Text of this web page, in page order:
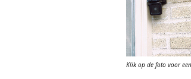
Klik op de foto voor